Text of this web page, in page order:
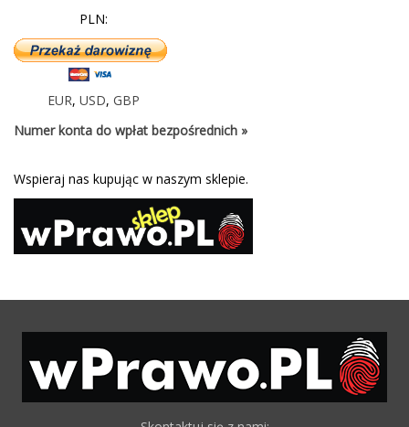
PLN:
EUR, USD, GBP
Numer konta do wpłat bezpośrednich »
Wspieraj nas kupując w naszym sklepie.